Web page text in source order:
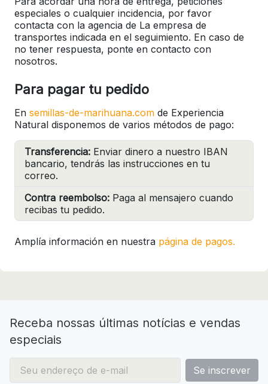
especiales o cualquier incidencia, por favor
contacta con la agencia de La empresa de
transportes indicada en el seguimiento. En caso de
no tener respuesta, ponte en contacto con
nosotros.
Para pagar tu pedido
En semillas-de-marihuana.com de Experiencia
Natural disponemos de varios métodos de pago:
Transferencia: Enviar dinero a nuestro IBAN
bancario, tendrás las instrucciones en tu
correo.
Contra reembolso: Paga al mensajero cuando
recibas tu pedido.
Amplía información en nuestra página de pagos.
Receba nossas últimas notícias e vendas
especiais